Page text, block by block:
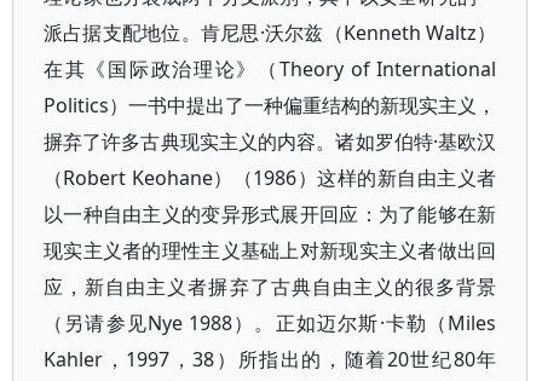
派占据支配地位。肯尼思·沃尔兹（Kenneth Waltz）
在其《国际政治理论》（Theory of International
Politics）一书中提出了一种偏重结构的新现实主义，
摒弃了许多古典现实主义的内容。诸如罗伯特·基欧汉
（Robert Keohane）（1986）这样的新自由主义者
以一种自由主义的变异形式展开回应：为了能够在新
现实主义者的理性主义基础上对新现实主义者做出回
应，新自由主义者摒弃了古典自由主义的很多背景
（另请参见Nye 1988）。正如迈尔斯·卡勒（Miles
Kahler，1997，38）所指出的，随着20世纪80年